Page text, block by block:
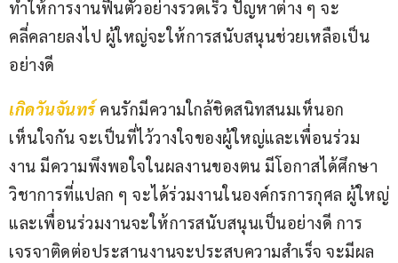
ทำให้การงานฟื้นตัวอย่างรวดเร็ว ปัญหาต่าง ๆ จะ
คลี่คลายลงไป ผู้ใหญ่จะให้การสนับสนุนช่วยเหลือเป็น
อย่างดี
เกิดวันจันทร์ คนรักมีความใกล้ชิดสนิทสนมเห็นอก
เห็นใจกัน จะเป็นที่ไว้วางใจของผู้ใหญ่และเพื่อนร่วม
งาน มีความพึงพอใจในผลงานของตน มีโอกาสได้ศึกษา
วิชาการที่แปลก ๆ จะได้ร่วมงานในองค์กรการกุศล ผู้ใหญ่
และเพื่อนร่วมงานจะให้การสนับสนุนเป็นอย่างดี การ
เจรจาติดต่อประสานงานจะประสบความสำเร็จ จะมีผล